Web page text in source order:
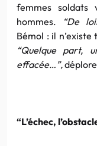
femmes soldats
hommes.
“De
Bémol : il
“Quelque part,
effacée…”,
“L’échec,